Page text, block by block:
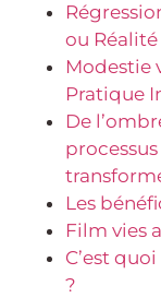
ou Réalité
Modestie
Pratique
De
Les
Film vies
C’est
?